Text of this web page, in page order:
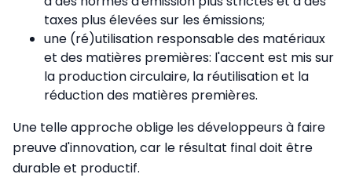
taxes plus élevées sur les émissions;
une (ré)utilisation responsable des matériaux
et des matières premières: l'accent est mis sur
la production circulaire, la réutilisation et la
réduction des matières premières.
Une telle approche oblige les développeurs à faire
preuve d'innovation, car le résultat final doit être
durable et productif.